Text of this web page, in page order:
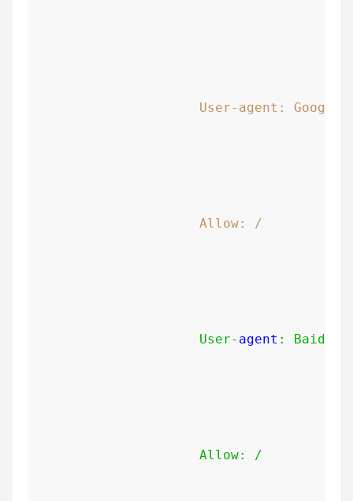
User-agent:
Allow: /
User- agent :
Allow: /